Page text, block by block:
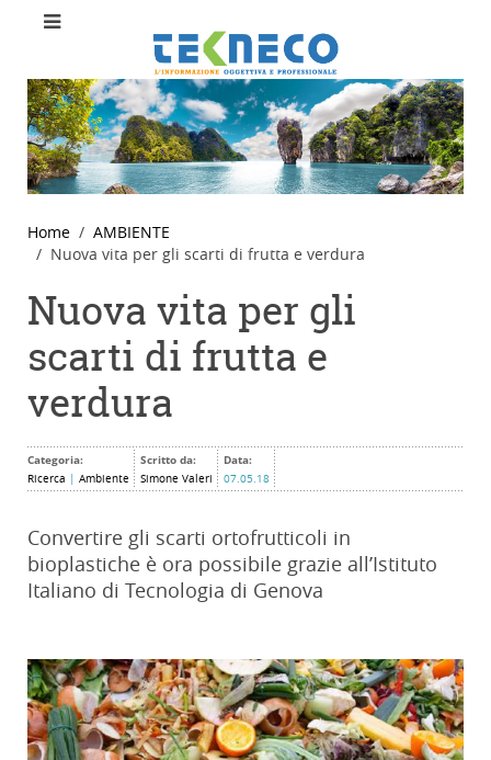
Home
AMBIENTE
Nuova vita per gli scarti di frutta e verdura
Nuova vita per gli
scarti di frutta e
verdura
Categoria:
Ricerca Ambiente
Scritto da:
Simone Valeri
Data:
07.05.18
Convertire gli scarti ortofrutticoli in
bioplastiche è ora possibile grazie all’Istituto
Italiano di Tecnologia di Genova